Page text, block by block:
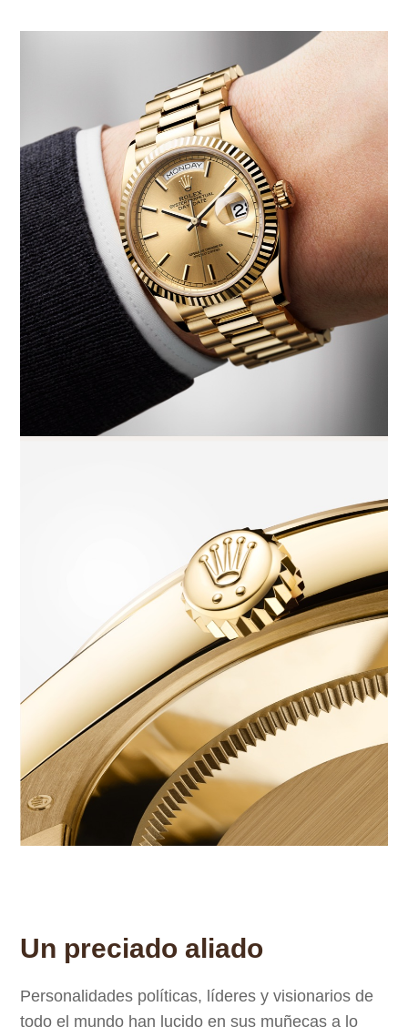
Un preciado aliado
Personalidades políticas, líderes y visionarios de
todo el mundo han lucido en sus muñecas a lo